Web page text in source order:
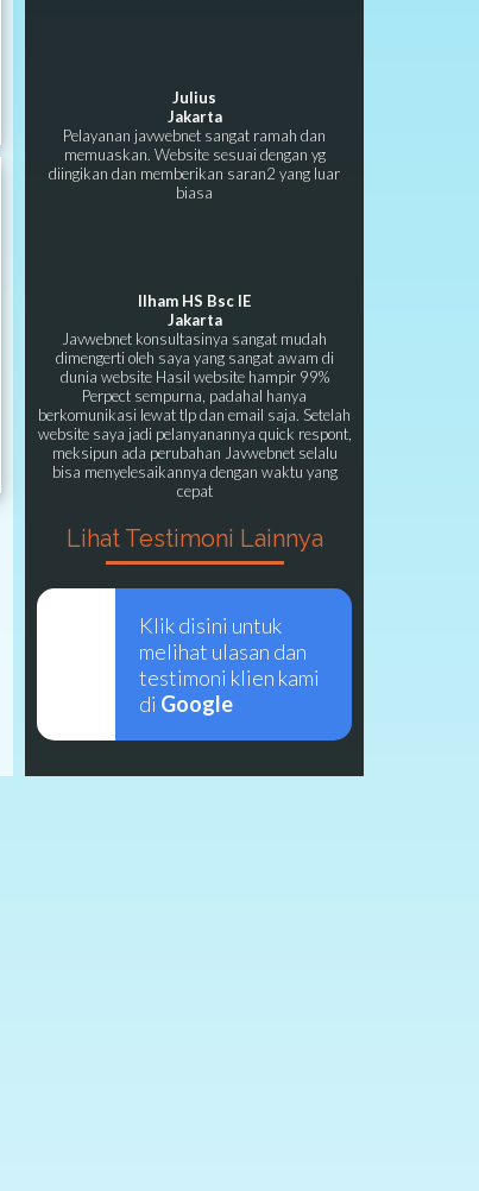
Julius
Jakarta
Pelayanan javwebnet sangat ramah dan
memuaskan. Website sesuai dengan yg
diingikan dan memberikan saran2 yang luar
biasa
Ilham HS Bsc IE
Jakarta
Javwebnet konsultasinya sangat mudah
dimengerti oleh saya yang sangat awam di
dunia website Hasil website hampir 99%
Perpect sempurna, padahal hanya
berkomunikasi lewat tlp dan email saja. Setelah
website saya jadi pelanyanannya quick respont,
meksipun ada perubahan Javwebnet selalu
bisa menyelesaikannya dengan waktu yang
cepat
Lihat Testimoni Lainnya
Klik disini untuk
melihat ulasan dan
testimoni klien kami
di Google